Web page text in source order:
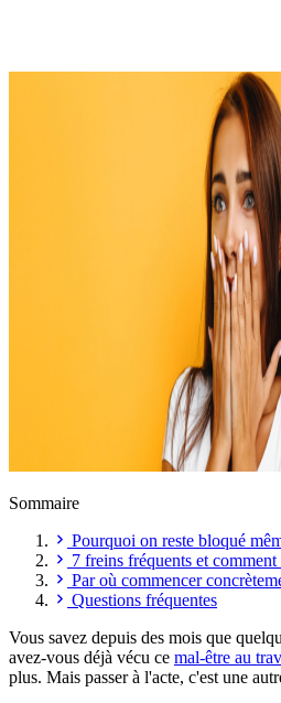
Sommaire
Pourquoi on reste bloqué
7 freins fréquents et comment
Par où commencer
Questions fréquentes
Vous savez depuis des mois que
avez-vous déjà vécu ce mal-être au
plus. Mais passer à l'acte, c'est une